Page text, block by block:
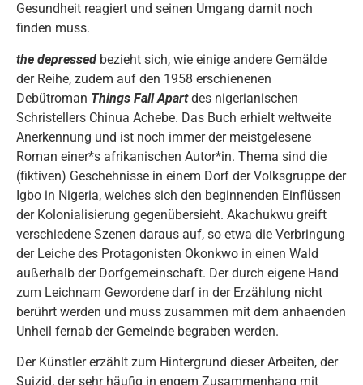
Gesundheit reagiert und seinen Umgang damit noch
finden muss.
the depressed bezieht sich, wie einige andere Gemälde
der Reihe, zudem auf den 1958 erschienenen
Debütroman Things Fall Apartdes nigerianischen
Schristellers Chinua Achebe. Das Buch erhielt weltweite
Anerkennung und ist noch immer der meistgelesene
Roman einer*s afrikanischen Autor*in. Thema sind die
(fiktiven) Geschehnisse in einem Dorf der Volksgruppe der
Igbo in Nigeria, welches sich den beginnenden Einflüssen
der Kolonialisierung gegenübersieht. Akachukwu greift
verschiedene Szenen daraus auf, so etwa die Verbringung
der Leiche des Protagonisten Okonkwo in einen Wald
außerhalb der Dorfgemeinschaft. Der durch eigene Hand
zum Leichnam Gewordene darf in der Erzählung nicht
berührt werden und muss zusammen mit dem anhaenden
Unheil fernab der Gemeinde begraben werden.
Der Künstler erzählt zum Hintergrund dieser Arbeiten, der
Suizid, der sehr häufig in engem Zusammenhang mit